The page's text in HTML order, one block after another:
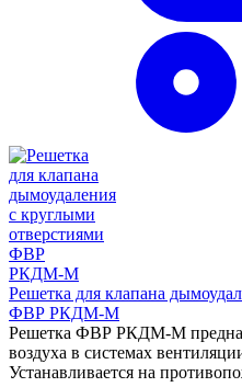
Решетка для клапана
ФВР РКДМ-М
Решетка ФВР РКДМ-М
воздуха в системах
Устанавливается на